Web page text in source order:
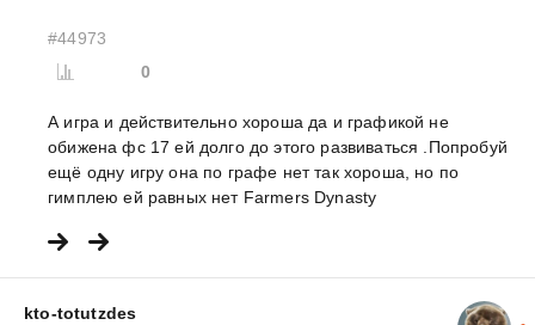
#44973
0
А игра и действительно хороша да и графикой не
обижена фс 17 ей долго до этого развиваться .Попробуй
ещё одну игру она по графе нет так хороша, но по
гимплею ей равных нет Farmers Dynasty
kto-totutzdes